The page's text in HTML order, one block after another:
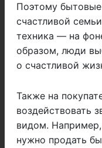
Поэтому
счастливой
техника — на
образом, люди
о счастливой
Также на
воздействовать
видом.
нужно продать